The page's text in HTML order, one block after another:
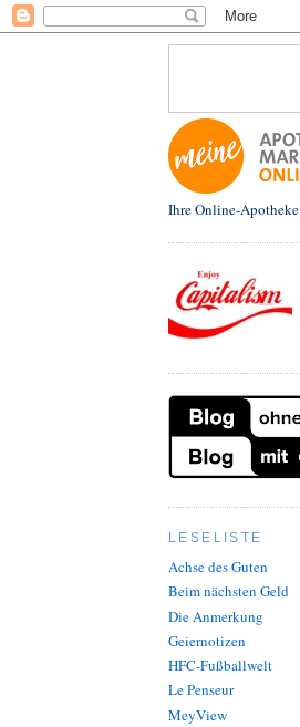
Ihre Online-Apotheke
LESELISTE
Achse des Guten
Beim nächsten Geld
Die Anmerkung
Geiernotizen
HFC-Fußballwelt
Le Penseur
MeyView